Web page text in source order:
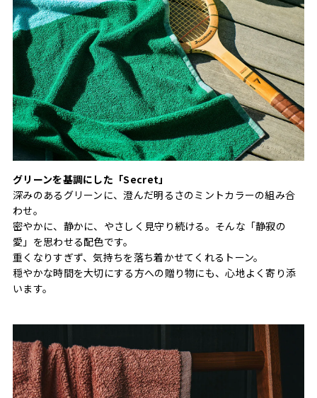
グリーンを基調にした「Secret」
深みのあるグリーンに、澄んだ明るさのミントカラーの組み合
わせ。
密やかに、静かに、やさしく見守り続ける。そんな「静寂の
愛」を思わせる配色です。
重くなりすぎず、気持ちを落ち着かせてくれるトーン。
穏やかな時間を大切にする方への贈り物にも、心地よく寄り添
います。